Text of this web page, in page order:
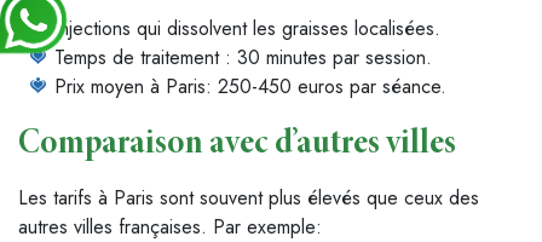
Injections qui dissolvent les graisses localisées.
Temps de traitement : 30 minutes par session.
Prix moyen à Paris: 250-450 euros par séance.
Comparaison avec d’autres villes
Les tarifs à Paris sont souvent plus élevés que ceux des
autres villes françaises. Par exemple: